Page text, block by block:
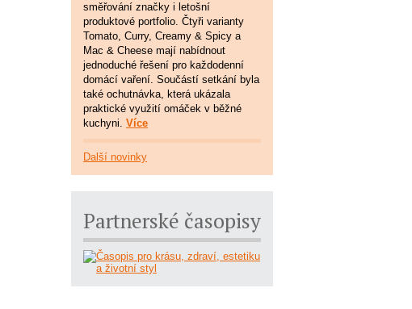
směřování značky i letošní
produktové portfolio. Čtyři varianty
Tomato, Curry, Creamy & Spicy a
Mac & Cheese mají nabídnout
jednoduché řešení pro každodenní
domácí vaření. Součástí setkání byla
také ochutnávka, která ukázala
praktické využití omáček v běžné
kuchyni. Více
Další novinky
Partnerské časopisy